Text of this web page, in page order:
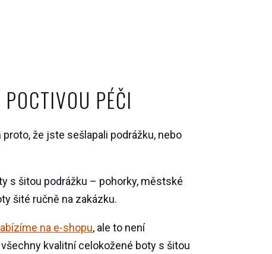
PÉČI
že jste sešlapali podrážku, nebo
s šitou podrážku – pohorky, městské
šité ručně na zakázku.
na e-shopu, ale to není
kvalitní celokožené boty s šitou